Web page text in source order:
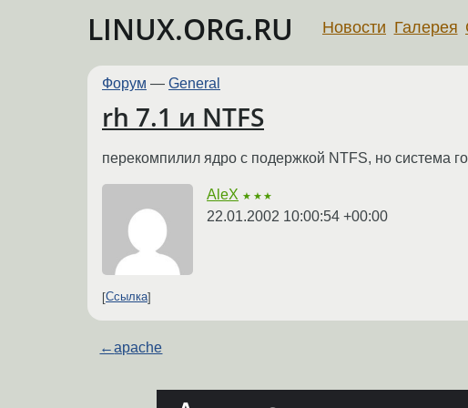
LINUX.ORG.RU Новости Галерея
Форум — General
rh 7.1 и NTFS
перекомпилил ядро с подержкой NTFS, но система
AleX ★★★
22.01.2002 10:00:54 +00:00
Ссылка
←apache